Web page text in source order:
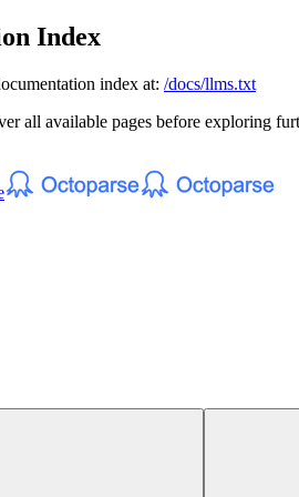
Index
index at: /docs/llms.txt
all available pages before exploring